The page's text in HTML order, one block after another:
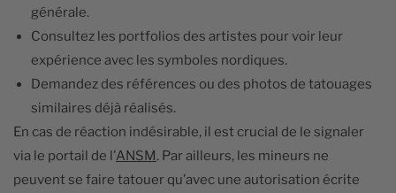
générale.
Consultez les portfolios des artistes pour voir leur
expérience avec les symboles nordiques.
Demandez des références ou des photos de tatouages
similaires déjà réalisés.
En cas de réaction indésirable, il est crucial de le signaler
via le portail de l'ANSM . Par ailleurs, les mineurs ne
peuvent se faire tatouer qu’avec une autorisation écrite